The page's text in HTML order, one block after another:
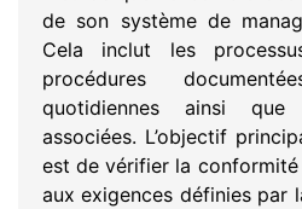
de son système de
Cela inclut les
procédures
quotidiennes ainsi que
associées. L’objectif
est de vérifier la
aux exigences définies par